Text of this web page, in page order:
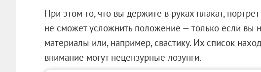
При этом то, что вы держите в руках плакат,
не сможет усложнить положение — только если вы
материалы или, например, свастику. Их список
внимание могут нецензурные лозунги.